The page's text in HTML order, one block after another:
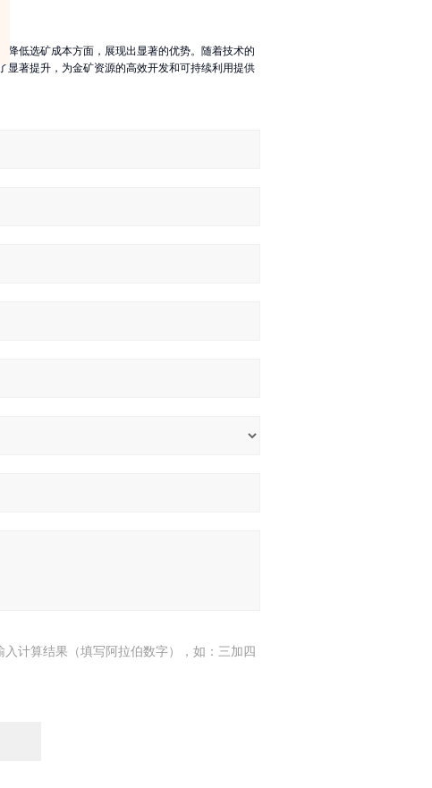
低选矿成本方面，展现出显著的优势。随着技术的
显著提升，为金矿资源的高效开发和可持续利用提供
入计算结果（填写阿拉伯数字），如：三加四